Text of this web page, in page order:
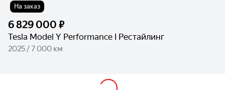
На заказ
6 829 000 ₽
Tesla Model Y Performance I Рестайлинг
2025 / 7 000 км